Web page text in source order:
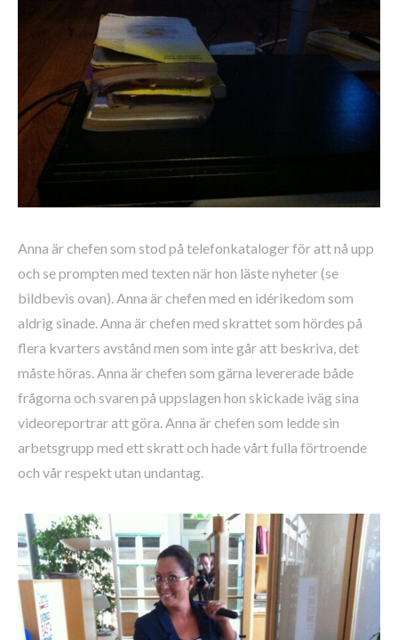
Anna är chefen som stod på telefonkataloger för att nå upp
och se prompten med texten när hon läste nyheter (se
bildbevis ovan). Anna är chefen med en idérikedom som
aldrig sinade. Anna är chefen med skrattet som hördes på
flera kvarters avstånd men som inte går att beskriva, det
måste höras. Anna är chefen som gärna levererade både
frågorna och svaren på uppslagen hon skickade iväg sina
videoreportrar att göra. Anna är chefen som ledde sin
arbetsgrupp med ett skratt och hade vårt fulla förtroende
och vår respekt utan undantag.